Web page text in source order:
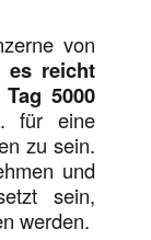
von
es reicht
5000
für eine
zu sein.
und
sein,
werden.